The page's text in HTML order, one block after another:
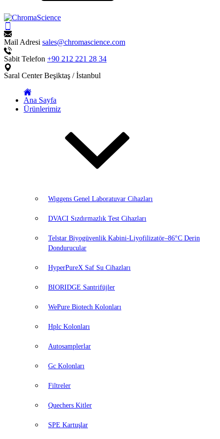
Mail Adresi sales@chromascience.com
Sabit Telefon +90 212 221 28 34
Saral CenterBeşiktaş / İstanbul
Ana Sayfa
Ürünlerimiz
Wiggens Genel Laboratuvar Cihazları
DVACI Sızdırmazlık Test Cihazları
Telstar Biyogüvenlik Kabini-Liyofilizatör–86°C Derin
Dondurucular
HyperPureX Saf Su Cihazları
BIORIDGE Santrifüjler
WePure Biotech Kolonları
Hplc Kolonları
Autosamplerlar
Gc Kolonları
Filtreler
Quechers Kitler
SPE Kartuşlar